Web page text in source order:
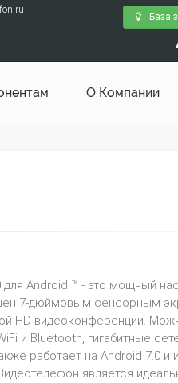
База
О Компании
Android ™ - это мощный
7-дюймовым сенсорным
HD-видеоконференции.
и Bluetooth, гигабитные
работает на Android 7.0
является